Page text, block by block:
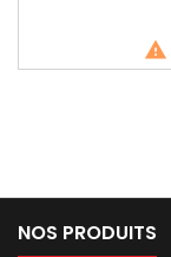

NOS PRODUITS